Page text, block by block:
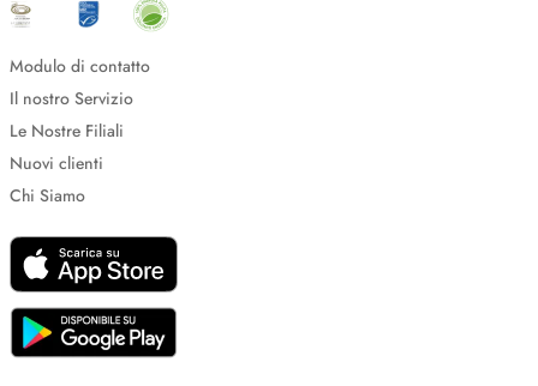
Modulo di contatto
Il nostro Servizio
Le Nostre Filiali
Nuovi clienti
Chi Siamo